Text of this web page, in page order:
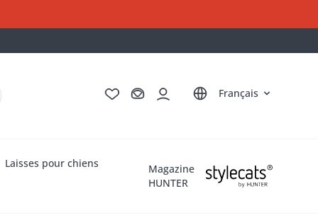
Deutsch
English
Italiano
Nederlands
Français
Laisses pour chiens
Magazine
HUNTER